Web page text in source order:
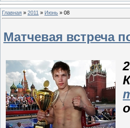
Главная » 2011 » Июнь » 08
Матчевая встреча